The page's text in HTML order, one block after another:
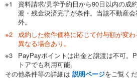
資料請求/見学予約日から90日以内の成
渡・残金決済完了が条件。当該不動産
外。
成約した物件価格に応じて付与額が変
異なる場合あり。
PayPayポイントは出金と譲渡は不可。
トアでも利用可能。
その他条件等の詳細は 説明ページをご覧くだ